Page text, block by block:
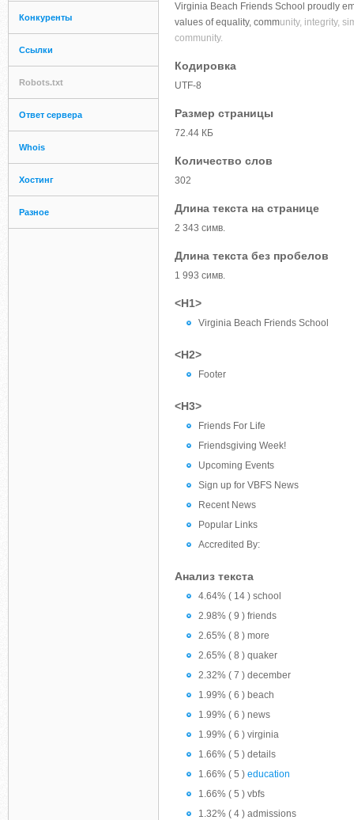
Конкуренты
Ссылки
Robots.txt
Ответ сервера
Whois
Хостинг
Разное
Virginia Beach Friends School proudly
values of equality, community, integrity,
community.
Кодировка
UTF-8
Размер страницы
72.44 КБ
Количество слов
302
Длина текста на странице
2 343 симв.
Длина текста без пробелов
1 993 симв.
<H1>
Virginia Beach Friends School
<H2>
Footer
<H3>
Friends For Life
Friendsgiving Week!
Upcoming Events
Sign up for VBFS News
Recent News
Popular Links
Accredited By:
Анализ текста
4.64% ( 14 ) school
2.98% ( 9 ) friends
2.65% ( 8 ) more
2.65% ( 8 ) quaker
2.32% ( 7 ) december
1.99% ( 6 ) beach
1.99% ( 6 ) news
1.99% ( 6 ) virginia
1.66% ( 5 ) details
1.66% ( 5 ) education
1.66% ( 5 ) vbfs
1.32% ( 4 ) admissions